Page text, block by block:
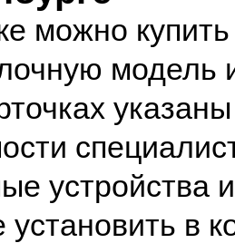
можно
модель
устройства
установить в